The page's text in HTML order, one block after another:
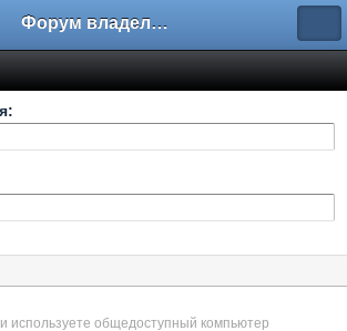
Форум владельцев интернет-магазинов
используете общедоступный компьютер